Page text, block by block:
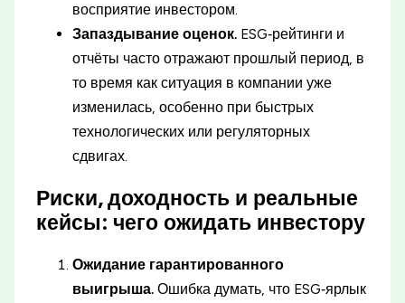
восприятие инвестором.
Запаздывание оценок. ESG‑рейтинги и
отчёты часто отражают прошлый период, в
то время как ситуация в компании уже
изменилась, особенно при быстрых
технологических или регуляторных
сдвигах.
Риски, доходность и реальные
кейсы: чего ожидать инвестору
Ожидание гарантированного
выигрыша. Ошибка думать, что ESG‑ярлык